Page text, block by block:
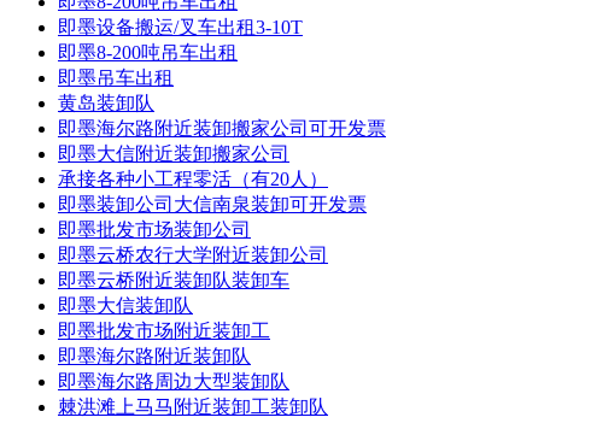
即墨设备搬运/叉车出租3-10T
即墨8-200吨吊车出租
即墨吊车出租
黄岛装卸队
即墨海尔路附近装卸搬家公司可开发票
即墨大信附近装卸搬家公司
承接各种小工程零活（有20人）
即墨装卸公司大信南泉装卸可开发票
即墨批发市场装卸公司
即墨云桥农行大学附近装卸公司
即墨云桥附近装卸队装卸车
即墨大信装卸队
即墨批发市场附近装卸工
即墨海尔路附近装卸队
即墨海尔路周边大型装卸队
棘洪滩上马马附近装卸工装卸队